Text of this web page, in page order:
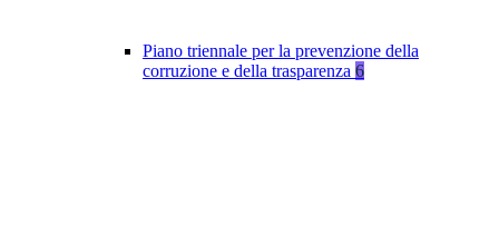
Piano triennale per la prevenzione della
corruzione e della trasparenza 6